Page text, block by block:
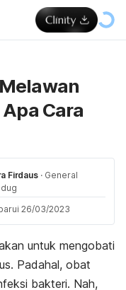
Cara
Firdaus · General
26/03/2023
untuk mengobati
Padahal, obat
bakteri. Nah,